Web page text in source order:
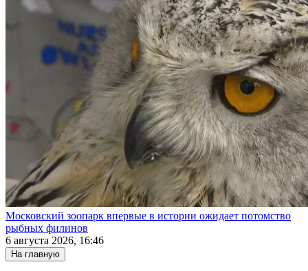
Московский зоопарк впервые в истории ожидает потомство
рыбных филинов
6 августа 2026, 16:46
На главную